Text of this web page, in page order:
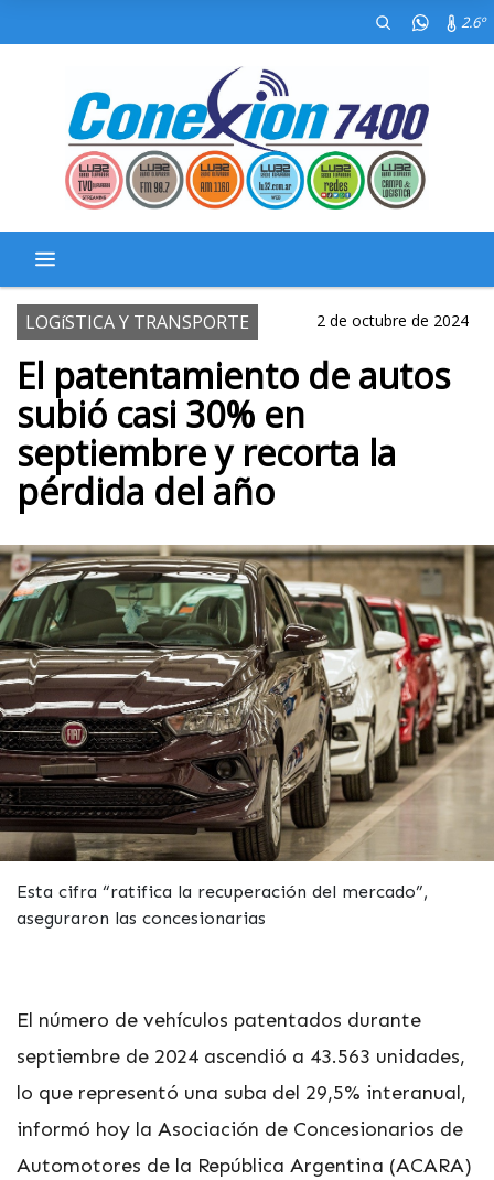
2.6º
LOGíSTICA Y TRANSPORTE 2 de octubre de 2024
El patentamiento de autos
subió casi 30% en
septiembre y recorta la
pérdida del año
Esta cifra “ratifica la recuperación del mercado”,
aseguraron las concesionarias
El número de vehículos patentados durante
septiembre de 2024 ascendió a 43.563 unidades,
lo que representó una suba del 29,5% interanual,
informó hoy la Asociación de Concesionarios de
Automotores de la República Argentina (ACARA)